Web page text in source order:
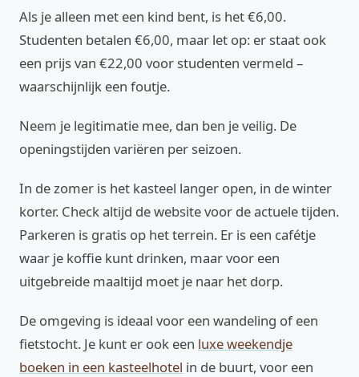
Als je alleen met een kind bent, is het €6,00.
Studenten betalen €6,00, maar let op: er staat ook
een prijs van €22,00 voor studenten vermeld –
waarschijnlijk een foutje.
Neem je legitimatie mee, dan ben je veilig. De
openingstijden variëren per seizoen.
In de zomer is het kasteel langer open, in de winter
korter. Check altijd de website voor de actuele tijden.
Parkeren is gratis op het terrein. Er is een cafétje
waar je koffie kunt drinken, maar voor een
uitgebreide maaltijd moet je naar het dorp.
De omgeving is ideaal voor een wandeling of een
fietstocht. Je kunt er ook een luxe weekendje
boeken in een kasteelhotel in de buurt, voor een